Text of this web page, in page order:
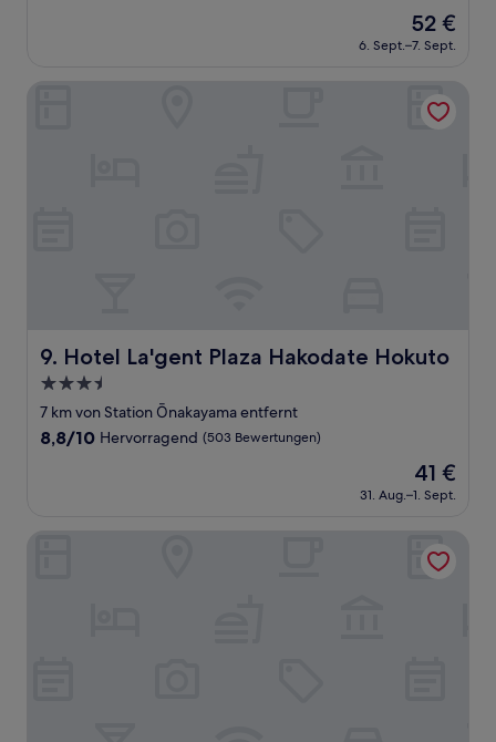
(36
Der
Preis
beträgt
52 €
6. Sept.–7. Sept.
9. Hotel La'gent Plaza Hakodate Hokuto
Hotel La'gent Plaza Hakodate Hokuto
3.5-
Sterne-
Unterkunft
7 km von Station Ōnakayama entfernt
8.8
Bewertungen)
8,8/10 Hervorragend (503 Bewertungen)
Der
Preis
beträgt
41 €
31. Aug.–1. Sept.